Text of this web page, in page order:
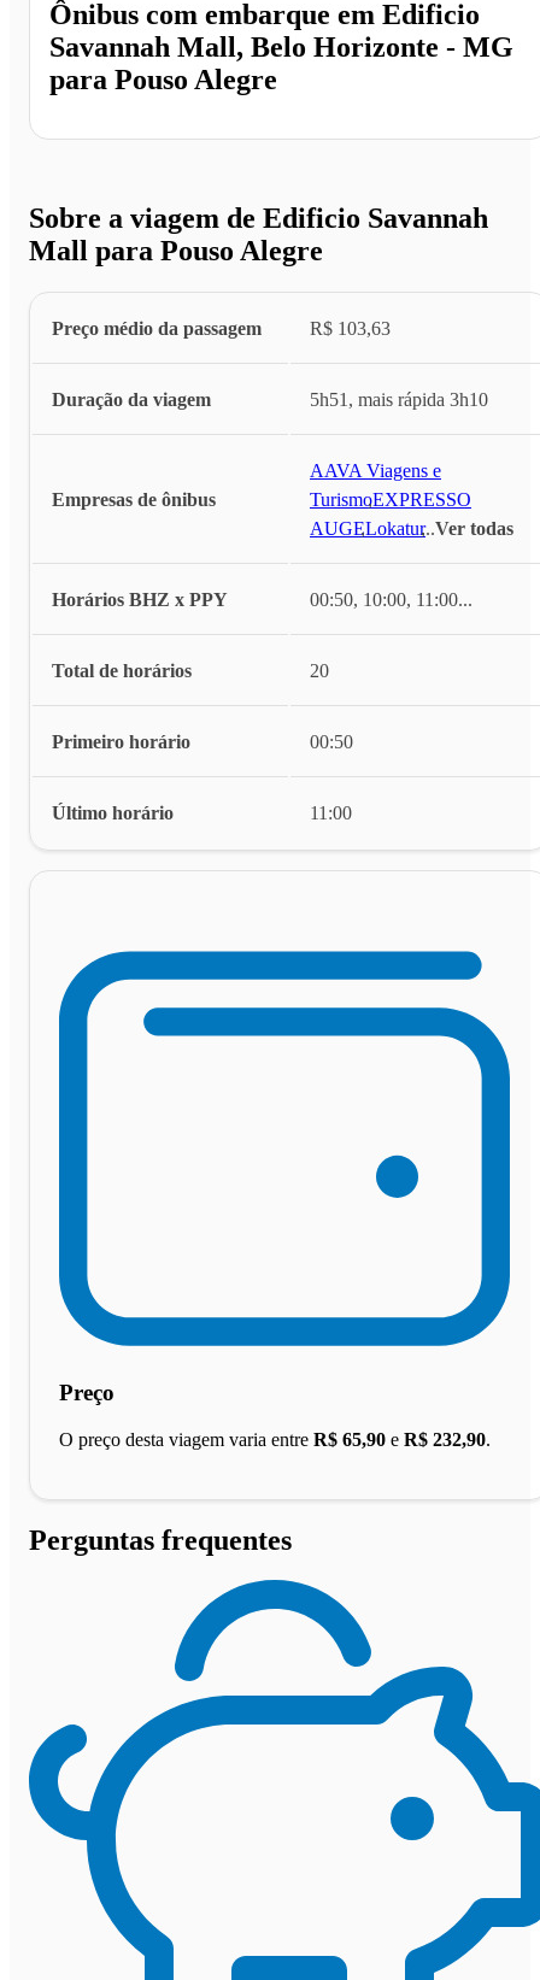
Ônibus com embarque em Edificio
Savannah Mall, Belo Horizonte - MG
para Pouso Alegre
Sobre a viagem de Edificio Savannah
Mall para Pouso Alegre
Preço médio da passagem R$ 103,63
Duração da viagem 5h51, mais rápida 3h10
Empresas de ônibus
AAVA Viagens e
Turismo,EXPRESSO
AUGE,Lokatur,...Ver todas
Horários BHZ x PPY 00:50, 10:00, 11:00...
Total de horários 20
Primeiro horário 00:50
Último horário 11:00
Preço
O preço desta viagem varia entre R$ 65,90 e R$ 232,90.
Perguntas frequentes